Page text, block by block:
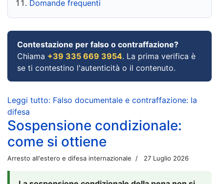
Domande frequenti
Contestazione per falso o contraffazione?
Chiama +39 335 669 3954. La prima verifica è
se ti contestino l'autenticità o il contenuto.
Leggi tutto: Falso documentale e contraffazione: la
difesa
Sospensione condizionale:
come si ottiene
Arresto all'estero e difesa internazionale 27 Luglio 2026